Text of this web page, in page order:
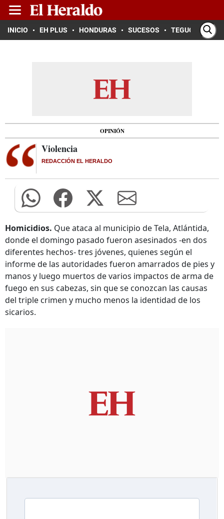
INICIO EH PLUS HONDURAS SUCESOS TEGUCIGALPA
OPINIÓN
Violencia
REDACCIÓN EL HERALDO
Homicidios. Que ataca al municipio de Tela, Atlántida,
donde el domingo pasado fueron asesinados -en dos
diferentes hechos- tres jóvenes, quienes según el
informe de las autoridades fueron amarrados de pies y
manos y luego muertos de varios impactos de arma de
fuego en sus cabezas, sin que se conozcan las causas
del triple crimen y mucho menos la identidad de los
sicarios.